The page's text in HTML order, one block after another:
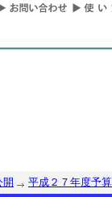
平成２７年度予算